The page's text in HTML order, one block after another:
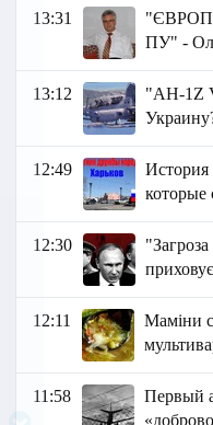
13:31
ПУ" -
13:12
"AH-1Z
12:49
История
которые
12:30
12:11
Маміни
11:58
Первый